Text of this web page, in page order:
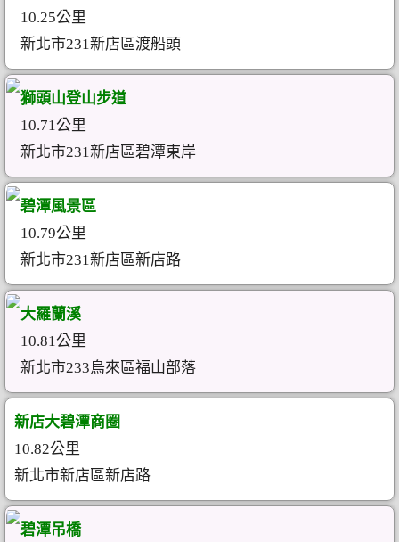
10.25公里
新北市231新店區渡船頭
獅頭山登山步道
10.71公里
新北市231新店區碧潭東岸
碧潭風景區
10.79公里
新北市231新店區新店路
大羅蘭溪
10.81公里
新北市233烏來區福山部落
新店大碧潭商圈
10.82公里
新北市新店區新店路
碧潭吊橋